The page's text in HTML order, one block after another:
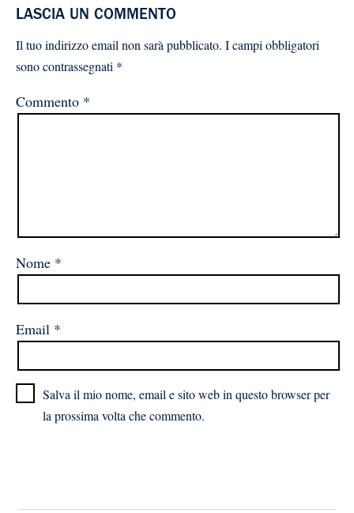
LASCIA UN COMMENTO
Il tuo indirizzo email non sarà pubblicato. I campi obbligatori
sono contrassegnati *
Commento *
Nome *
Email *
Salva il mio nome, email e sito web in questo browser per
la prossima volta che commento.